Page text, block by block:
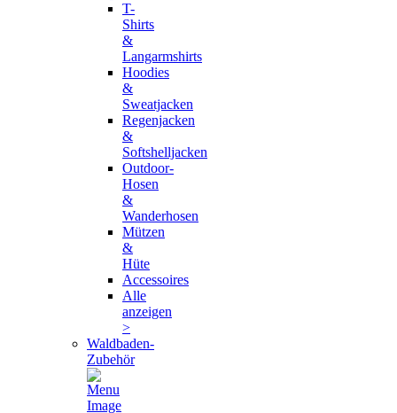
T-
Shirts
&
Langarmshirts
Hoodies
&
Sweatjacken
Regenjacken
&
Softshelljacken
Outdoor-
Hosen
&
Wanderhosen
Mützen
&
Hüte
Accessoires
Alle
anzeigen
>
Waldbaden-
Zubehör